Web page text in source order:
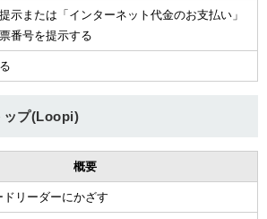
示または「インターネット代金のお支払い」
番号を提示する
ップ(Loopi)
概要
ドリーダーにかざす